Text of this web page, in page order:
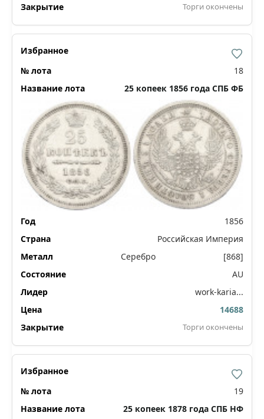
Торги окончены
18
25 копеек 1856 года СПБ ФБ
1856
Российская Империя
Серебро
[868]
AU
work-karia...
14688
Торги окончены
19
25 копеек 1878 года СПБ НФ